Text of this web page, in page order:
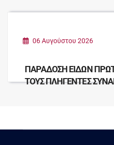
06 Αυγούστου 2026
ΠΑΡΑΔΟΣΗ ΕΙΔΩΝ
ΤΟΥΣ ΠΛΗΓΕΝΤΕΣ